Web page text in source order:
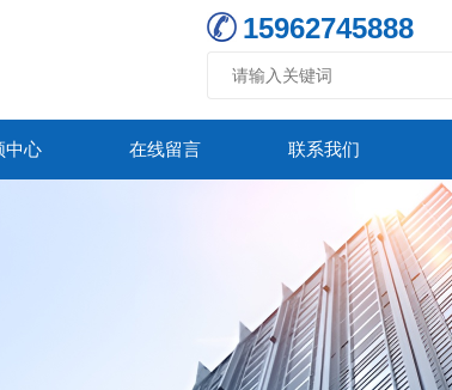
15962745888
中心 在线留言 联系我们